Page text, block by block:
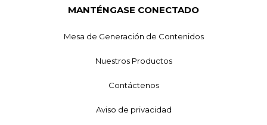
MANTÉNGASE CONECTADO
Mesa de Generación de Contenidos
Nuestros Productos
Contáctenos
Aviso de privacidad